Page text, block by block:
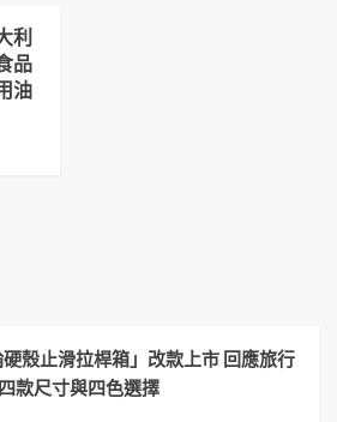
利
品
油
殼止滑拉桿箱」改款上市 回應旅行
款尺寸與四色選擇